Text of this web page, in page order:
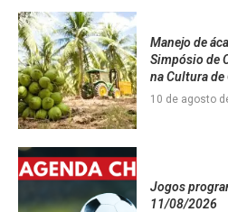
Manejo de
Simpósio de
na Cultura de
10 de agosto
Jogos
11/08/2026